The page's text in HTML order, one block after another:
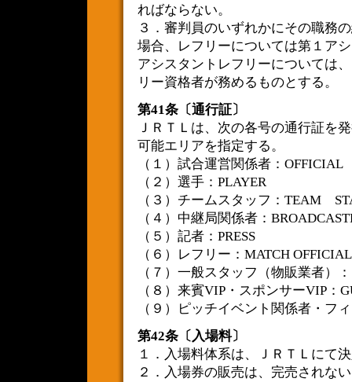
ればならない。
３．審判員のいずれかにその職務
場合、レフリーについては第１ア
アシスタントレフリーについては
リー資格者が務めるものとする。
第41条〔通行証〕
ＪＲＴＬは、次の各号の通行証を
可能エリアを指定する。
（１）試合運営関係者：OFFICIAL
（２）選手：PLAYER
（３）チームスタッフ：TEAM
（４）中継局関係者：
（５）記者：PRESS
（６）レフリー：MATCH
（７）一般スタッフ（物販業者）：
（８）来賓VIP・スポンサーVIP：
（９）ピッチイベント関係者・フ
第42条〔入場料〕
１．入場料体系は、ＪＲＴＬにて
２．入場券の販売は、完売されな